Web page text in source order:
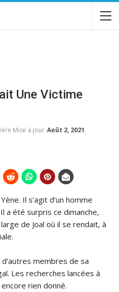
Une Victime
Mise à jour Août 2, 2021
Il s’agit d’un homme
a été surpris ce dimanche,
de Joal où il se rendait, à
membres de sa
Les recherches lancées à
encore rien donné.